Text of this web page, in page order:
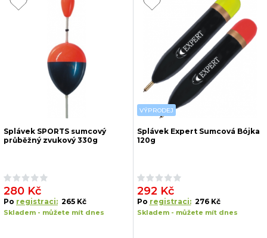
Splávek SPORTS sumcový
průběžný zvukový 330g
280 Kč
Po registraci: 265 Kč
Skladem - můžete mít dnes
VÝPRODEJ
Splávek Expert Sumcová Bójka
120g
292 Kč
Po registraci: 276 Kč
Skladem - můžete mít dnes